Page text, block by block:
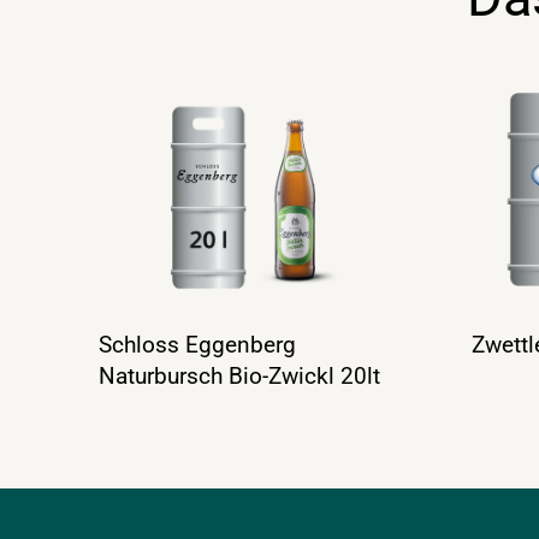
Schloss Eggenberg
Naturbursch Bio-Zwickl 20lt